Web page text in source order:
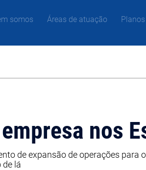
somos Áreas de atuação Planos
nos
de expansão de operações para
lá